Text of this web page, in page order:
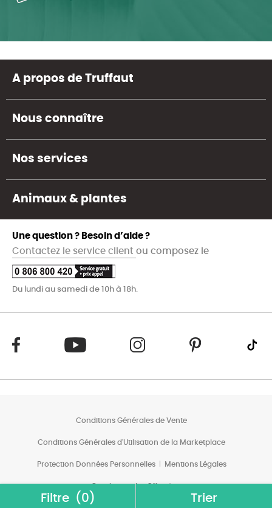
Filtre (0) Trier
A propos de Truffaut
Nous connaître
Nos services
Animaux & plantes
Une question ? Besoin d’aide ?
Contactez le service client ou composez le
Du lundi au samedi de 10h à 18h.
Conditions Générales de Vente
Conditions Générales d'Utilisation de la Marketplace
Protection Données Personnelles Mentions Légales
Conditions des Offres*